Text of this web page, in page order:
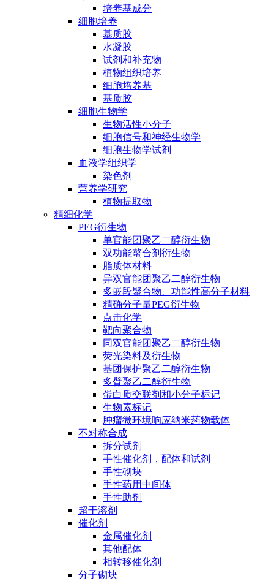
培养基成分
细胞培养
基质胶
水凝胶
试剂和补充物
植物组织培养
细胞培养基
基质胶
细胞生物学
生物活性小分子
细胞信号和神经生物学
细胞生物学试剂
血液学组织学
染色剂
营养学研究
植物提取物
精细化学
PEG衍生物
单官能团聚乙二醇衍生物
双功能螯合剂衍生物
脂质体材料
异双官能团聚乙二醇衍生物
多嵌段聚合物、功能性高分子材料
精确分子量PEG衍生物
点击化学
靶向聚合物
同双官能团聚乙二醇衍生物
荧光染料及衍生物
基团保护聚乙二醇衍生物
多臂聚乙二醇衍生物
蛋白质交联剂和小分子标记
生物素标记
肿瘤微环境响应纳米药物载体
不对称合成
拆分试剂
手性催化剂，配体和试剂
手性砌块
手性药用中间体
手性助剂
超干溶剂
催化剂
金属催化剂
其他配体
相转移催化剂
分子砌块